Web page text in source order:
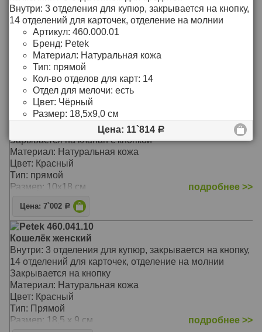
Цвет: Чёрный
Тип: Прямой
Размер: 17,5х10 см
Цена: 8`376
Petek 557.4000.10
Портмоне мужское
В кошельке 4 отделения для документов и купюр, 1
отделение-сетка для документов, 6 кармашек для
кредитных карт, один из них - сетка
Монетница с клапаном без застежки
Зарывается на клапан с кнопкой
Материал: Натуральная кожа
Цвет: Красный
Тип: прямой
Размер: 10х18 см
подробнее >>
Цена: 7`002 Р
Petek 460.041.10
Кошелёк женский
Внутри: 3 отделения для купюр, закрывается на кнопку,
14 отделений для карточек, отделение на молнии
Закрывается на кнопку
Материал: Натуральная кожа
Цвет: Красный
Тип: Прямой
Размер: 18,5 х 9 см
подробнее >>
Внутри: 3 отделения для купюр, закрывается на кнопку,
14 отделений для карточек, отделение на молнии
Артикул: 460.000.01
Бренд: Petek
Материал: Натуральная кожа
Тип: прямой
Кол-во отделов для карт: 14
Отдел для мелочи: есть
Цвет: Чёрный
Размер: 18,5х9,0 см
Цена: 11`814 Р